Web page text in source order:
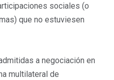
sociales (o
que no estuviesen
a negociación en
multilateral de